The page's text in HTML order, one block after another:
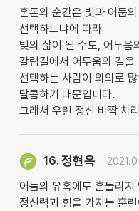
혼돈의 순간은 빛과 어둠
선택하느냐에 따라
빛의 삶이 될 수도, 어두움
갈림길에서 어두움의 길을
선택하는 사람이 의외로
달콤하기 때문입니다.
그래서 우린 정신 바짝 차
16.정현옥
어둠의 유혹에도 흔들리지
정신력과 힘을 가지는 훈련